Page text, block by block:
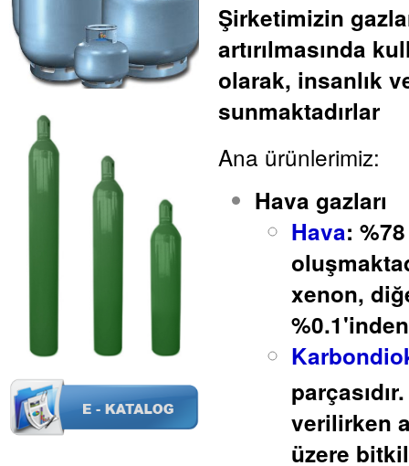
Şirketimizin
artırılmasında
olarak, insanlık
sunmaktadırlar
Ana ürünlerimiz:
Hava gazları
Hava:
xenon,
verilirken
üzere